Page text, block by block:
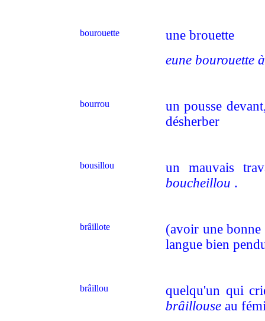
bourouette
une brouette
eune bourouette
bourrou
un pousse
désherber
bousillou
un mauvais
boucheillou .
brâillote (avoir une bonne
langue bien
brâillou
quelqu'un qui
brâillouse au